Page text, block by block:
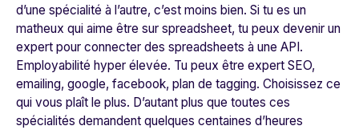
d’une spécialité à l’autre, c’est moins bien. Si tu es un
matheux qui aime être sur spreadsheet, tu peux devenir un
expert pour connecter des spreadsheets à une API.
Employabilité hyper élevée. Tu peux être expert SEO,
emailing, google, facebook, plan de tagging. Choisissez ce
qui vous plaît le plus. D’autant plus que toutes ces
spécialités demandent quelques centaines d’heures